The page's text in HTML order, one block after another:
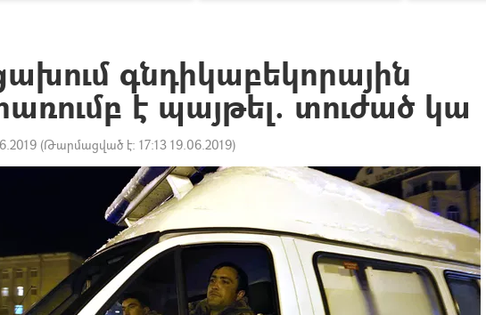
գնդիկաբեկորային
է պայթել. տուժած կա
(Թարմացված է: 17:13 19.06.2019)